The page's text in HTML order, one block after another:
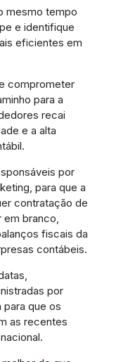
mesmo tempo
e identifique
eficientes em
comprometer
para a
recai
e a alta
por
para que a
contratação de
em branco,
fiscais da
contábeis.
por
para que os
as recentes